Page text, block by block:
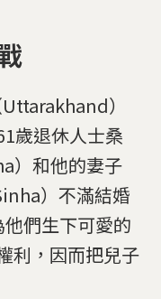
）
歲退休人士桑
）和他的妻子
）不滿結婚
們生下可愛的
利，因而把兒子